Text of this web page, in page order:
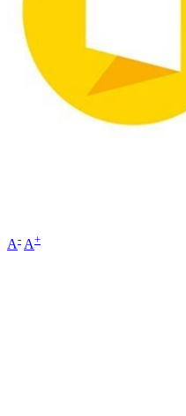
A- A+